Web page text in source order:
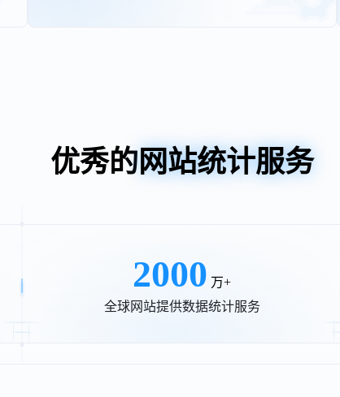
优秀的 网站统计服务
2000 万+
全球网站提供数据统计服务